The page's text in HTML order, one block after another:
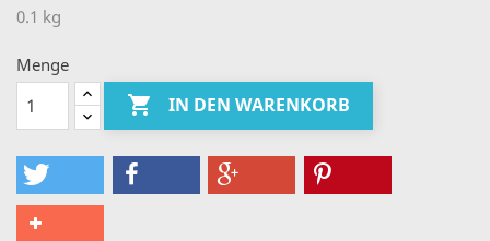
0.1 kg
Menge
 IN DEN WARENKORB